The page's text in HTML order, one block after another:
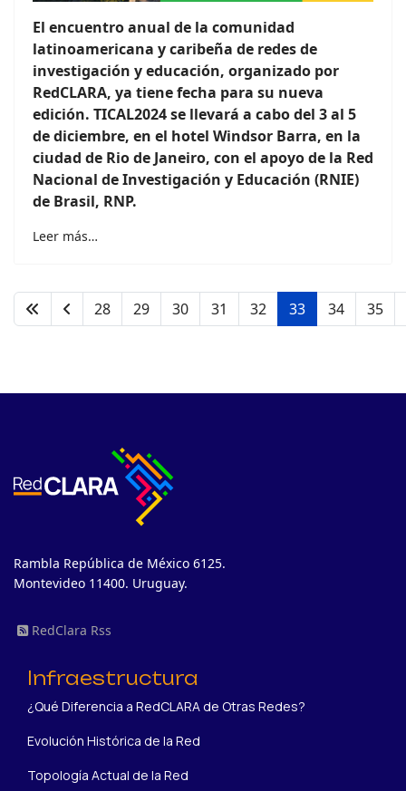
El encuentro anual de la comunidad
latinoamericana y caribeña de redes de
investigación y educación, organizado por
RedCLARA, ya tiene fecha para su nueva
edición. TICAL2024 se llevará a cabo del 3 al 5
de diciembre, en el hotel Windsor Barra, en la
ciudad de Rio de Janeiro, con el apoyo de la Red
Nacional de Investigación y Educación (RNIE)
de Brasil, RNP.
Leer más…
28 29 30 31 32 33 34 35
Rambla República de México 6125.
Montevideo 11400. Uruguay.
RedClara Rss
Infraestructura
¿Qué Diferencia a RedCLARA de Otras Redes?
Evolución Histórica de la Red
Topología Actual de la Red